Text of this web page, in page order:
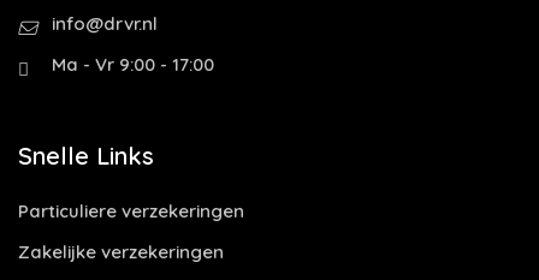
info@drvr.nl
Ma - Vr 9:00 - 17:00
Snelle Links
Particuliere verzekeringen
Zakelijke verzekeringen